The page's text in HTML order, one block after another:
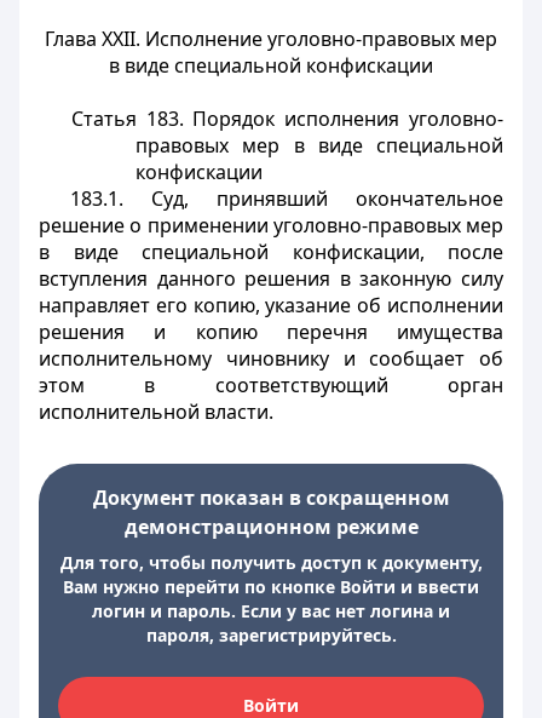
Глава XXII. Исполнение уголовно-правовых мер
в виде специальной конфискации
Статья 183. Порядок исполнения уголовно-
правовых мер в виде специальной
конфискации
183.1. Суд, принявший окончательное
решение о применении уголовно-правовых мер
в виде специальной конфискации, после
вступления данного решения в законную силу
направляет его копию, указание об исполнении
решения и копию перечня имущества
исполнительному чиновнику и сообщает об
этом в соответствующий орган
исполнительной власти.
Документ показан в сокращенном
демонстрационном режиме
Для того, чтобы получить доступ к документу,
Вам нужно перейти по кнопке Войти и ввести
логин и пароль. Если у вас нет логина и
пароля, зарегистрируйтесь.
Войти